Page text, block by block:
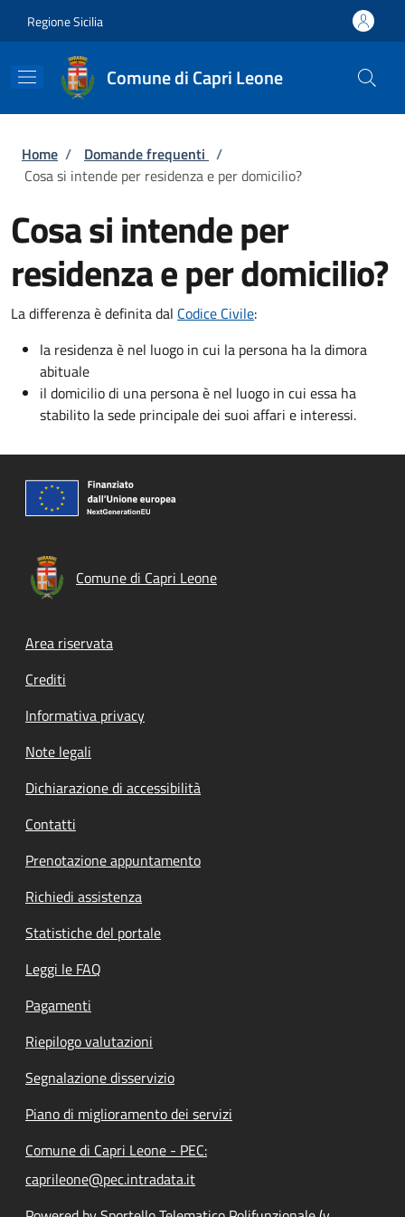
Regione Sicilia
Comune di Capri Leone
Briciole di pane
Home / Domande frequenti /
Cosa si intende per residenza e per domicilio?
Cosa si intende per
residenza e per domicilio?
La differenza è definita dal Codice Civile:
la residenza è nel luogo in cui la persona ha la dimora
abituale
il domicilio di una persona è nel luogo in cui essa ha
stabilito la sede principale dei suoi affari e interessi.
Comune di Capri Leone
Footer menu
Area riservata
Crediti
Informativa privacy
Note legali
Dichiarazione di accessibilità
Contatti
Prenotazione appuntamento
Richiedi assistenza
Statistiche del portale
Leggi le FAQ
Pagamenti
Riepilogo valutazioni
Segnalazione disservizio
Piano di miglioramento dei servizi
Comune di Capri Leone - PEC:
caprileone@pec.intradata.it